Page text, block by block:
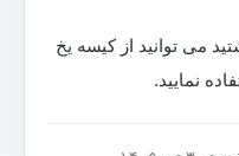
می توانید از کیسه یخ
نمایید.